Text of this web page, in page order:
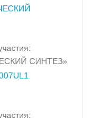
СИНТЕЗ»